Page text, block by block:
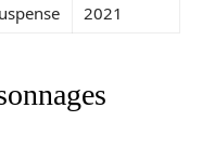
2021